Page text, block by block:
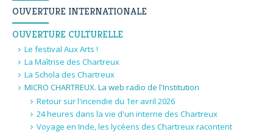
OUVERTURE INTERNATIONALE
OUVERTURE CULTURELLE
Le festival Aux Arts !
La Maîtrise des Chartreux
La Schola des Chartreux
MICRO CHARTREUX. La web radio de l'Institution
Retour sur l'incendie du 1er avril 2026
24 heures dans la vie d'un interne des Chartreux
Voyage en Inde, les lycéens des Chartreux racontent